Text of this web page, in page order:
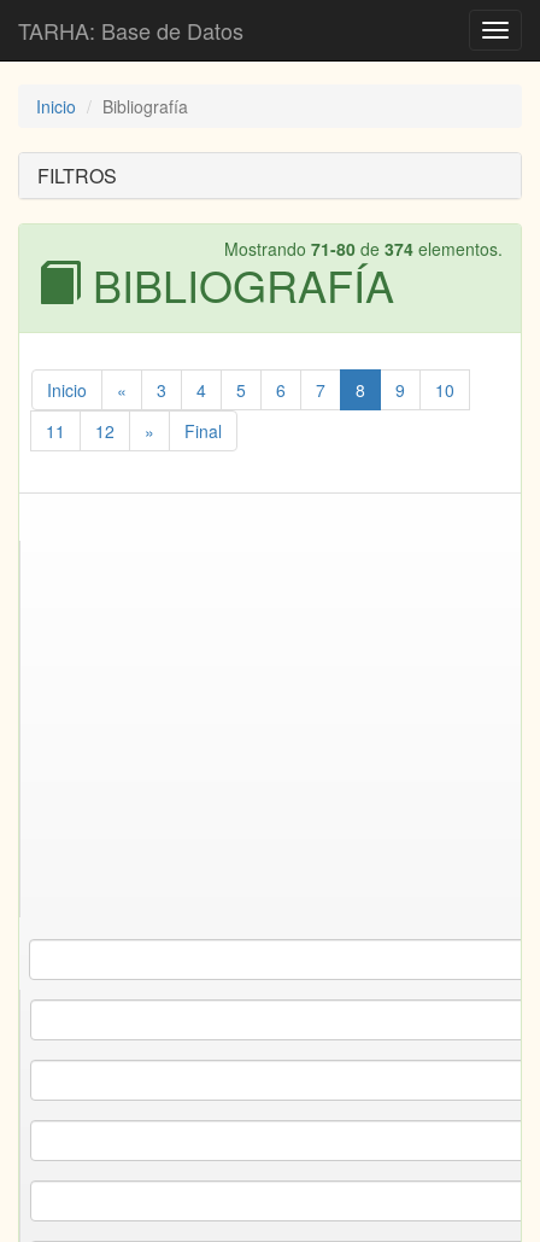
TARHA: Base de Datos
Inicio Bibliografía
FILTROS
Mostrando 71-80 de 374 elementos.
BIBLIOGRAFÍA
Inicio « 3 4 5 6 7 8 9
10
11
12 » Final